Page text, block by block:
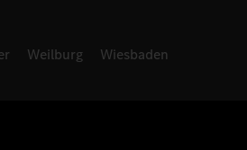
Weilburg Wiesbaden